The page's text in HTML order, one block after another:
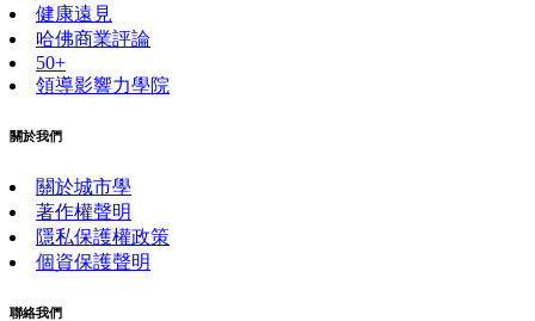
健康遠見
哈佛商業評論
50+
領導影響力學院
關於我們
關於城市學
著作權聲明
隱私保護權政策
個資保護聲明
聯絡我們